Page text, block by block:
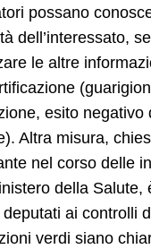
possano
dell’interessato,
le altre
esito negativo
Altra misura,
nel corso delle
della Salute,
ai controlli
verdi siano